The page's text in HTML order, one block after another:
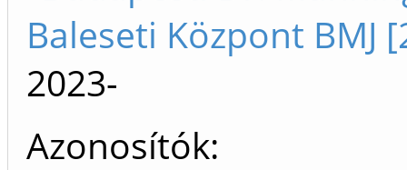
Baleseti Központ BMJ
2023-
Azonosítók